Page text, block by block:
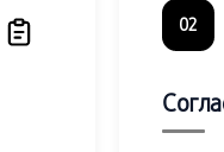
02